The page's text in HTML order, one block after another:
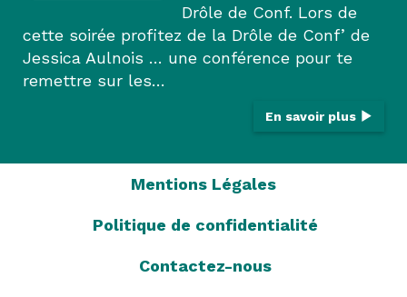
Drôle de Conf. Lors de
cette soirée profitez de la Drôle de Conf’ de
Jessica Aulnois … une conférence pour te
remettre sur les…
En savoir plus
Mentions Légales
Politique de confidentialité
Contactez-nous